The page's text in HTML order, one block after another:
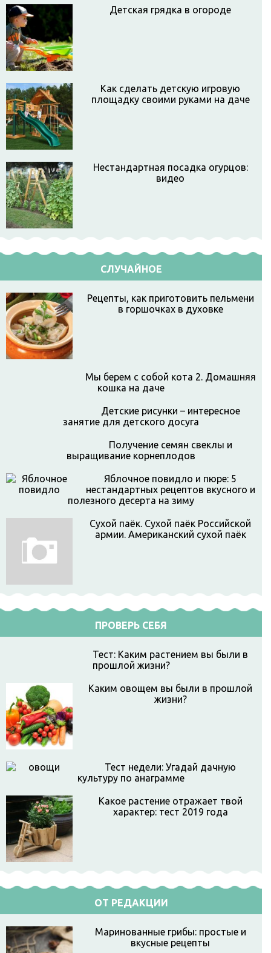
Детская грядка в огороде
Как сделать детскую игровую
площадку своими руками на даче
Нестандартная посадка огурцов:
видео
СЛУЧАЙНОЕ
Рецепты, как приготовить пельмени
в горшочках в духовке
Мы берем с собой кота 2. Домашняя
кошка на даче
Детские рисунки – интересное
занятие для детского досуга
Получение семян свеклы и
выращивание корнеплодов
Яблочное повидло и пюре: 5
нестандартных рецептов вкусного и
полезного десерта на зиму
Сухой паёк. Сухой паёк Российской
армии. Американский сухой паёк
ПРОВЕРЬ СЕБЯ
Тест: Каким растением вы были в
прошлой жизни?
Каким овощем вы были в прошлой
жизни?
Тест недели: Угадай дачную
культуру по анаграмме
Какое растение отражает твой
характер: тест 2019 года
ОТ РЕДАКЦИИ
Маринованные грибы: простые и
вкусные рецепты